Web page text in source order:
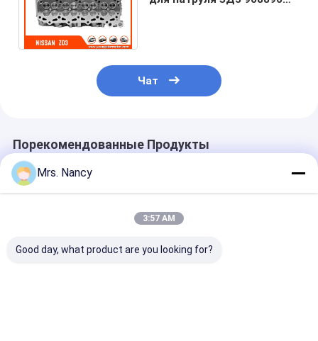
Чат
Порекомендованные Продукты
Mrs. Nancy
3:57 AM
Good day, what product are you looking for?